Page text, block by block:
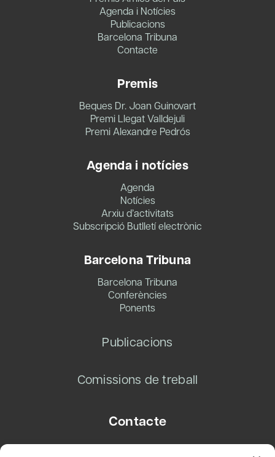
Agenda i Notícies
Publicacions
Barcelona Tribuna
Contacte
Premis
Beques Dr. Joan Guinovart
Premi Llegat Valldejuli
Premi Alexandre Pedrós
Agenda i notícies
Agenda
Notícies
Arxiu d’activitats
Subscripció Butlletí electrònic
Barcelona Tribuna
Barcelona Tribuna
Conferències
Ponents
Publicacions
Comissions de treball
Contacte